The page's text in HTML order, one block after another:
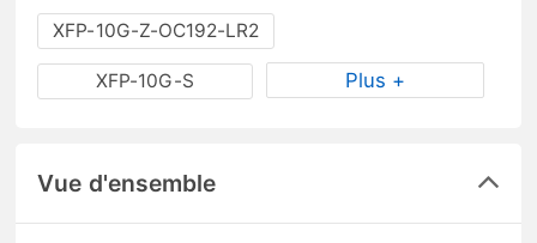
XFP-10G-Z-OC192-LR2
XFP-10G-S Plus +
Vue d'ensemble